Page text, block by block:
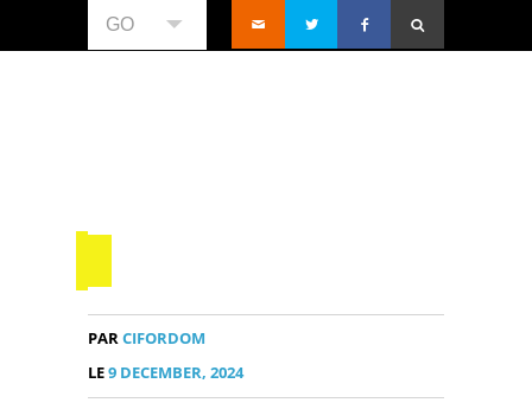
GO
PARCIFORDOM
LE9 DECEMBER, 2024